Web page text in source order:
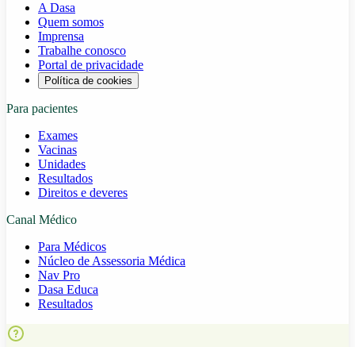
A Dasa
Quem somos
Imprensa
Trabalhe conosco
Portal de privacidade
Política de cookies
Para pacientes
Exames
Vacinas
Unidades
Resultados
Direitos e deveres
Canal Médico
Para Médicos
Núcleo de Assessoria Médica
Nav Pro
Dasa Educa
Resultados